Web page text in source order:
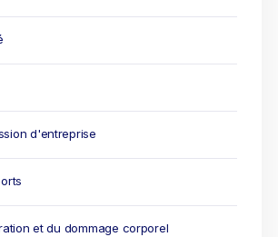
d'entreprise
et du dommage corporel